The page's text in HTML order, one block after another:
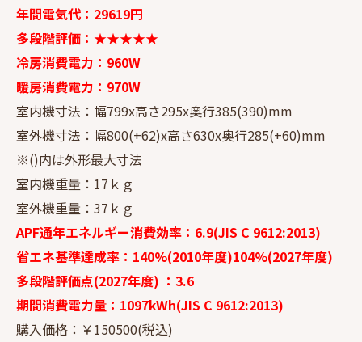
年間電気代：29619円
多段階評価：★★★★★
冷房消費電力：960W
暖房消費電力：970W
室内機寸法：幅799x高さ295x奥行385(390)mm
室外機寸法：幅800(+62)x高さ630x奥行285(+60)mm
※()内は外形最大寸法
室内機重量：17ｋｇ
室外機重量：37ｋｇ
APF通年エネルギー消費効率：6.9(JIS C 9612:2013)
省エネ基準達成率：140%(2010年度)104%(2027年度)
多段階評価点(2027年度) ：3.6
期間消費電力量：1097kWh(JIS C 9612:2013)
購入価格：￥150500(税込)